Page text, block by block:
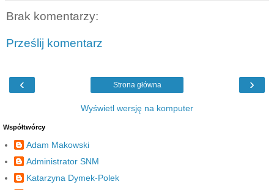
Brak komentarzy:
Prześlij komentarz
‹ ›
Strona główna
Wyświetl wersję na komputer
Współtwórcy
Adam Makowski
Administrator SNM
Katarzyna Dymek-Polek